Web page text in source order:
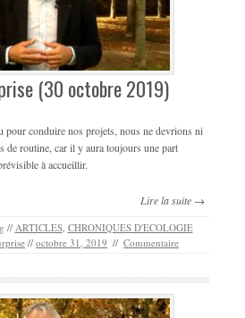
(30 octobre 2019)
pour conduire nos projets, nous ne devrions ni
de routine, car il y aura toujours une part
à accueillir.
Lire la suite →
// ARTICLES, CHRONIQUES D'ECOLOGIE
// octobre 31, 2019 // Commentaire